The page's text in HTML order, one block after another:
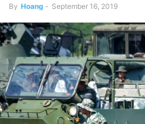
By Hoang - September 16, 2019